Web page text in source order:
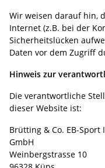
Wir weisen darauf hin,
Internet (z.B. bei der
Sicherheitslücken
Daten vor dem Zugriff
Hinweis zur
Die verantwortliche
dieser Website ist:
Brütting & Co. EB-Sport
GmbH
Weinbergstrasse 10